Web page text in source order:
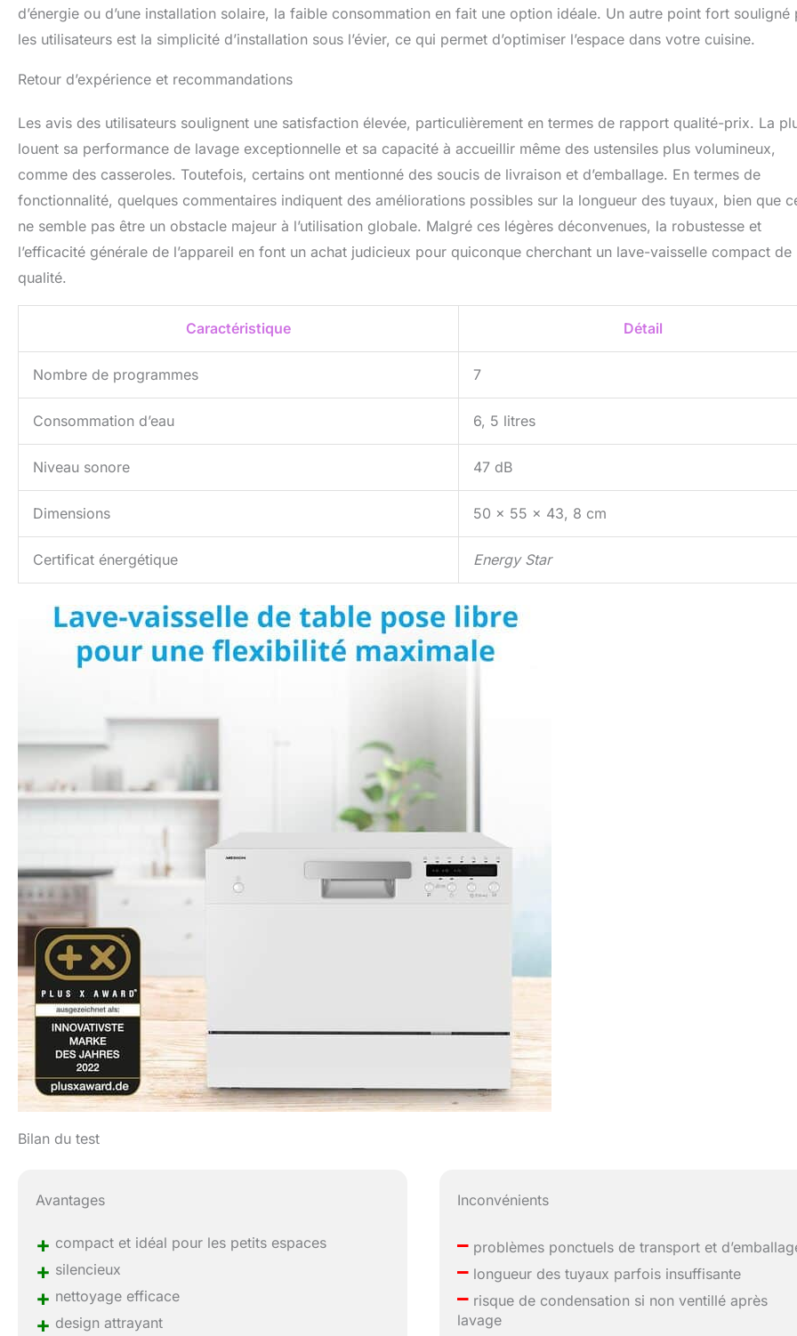
d’énergie ou d’une installation solaire, la faible consommation en fait une option idéale. Un autre point fort souligné
les utilisateurs est la simplicité d’installation sous l’évier, ce qui permet d’optimiser l’espace dans votre cuisine.
Retour d’expérience et recommandations
Les avis des utilisateurs soulignent une satisfaction élevée, particulièrement en termes de rapport qualité-prix. La
louent sa performance de lavage exceptionnelle et sa capacité à accueillir même des ustensiles plus volumineux,
comme des casseroles. Toutefois, certains ont mentionné des soucis de livraison et d’emballage. En termes de
fonctionnalité, quelques commentaires indiquent des améliorations possibles sur la longueur des tuyaux, bien que
ne semble pas être un obstacle majeur à l’utilisation globale. Malgré ces légères déconvenues, la robustesse et
l’efficacité générale de l’appareil en font un achat judicieux pour quiconque cherchant un lave-vaisselle compact de
qualité.
Caractéristique Détail
Nombre de programmes 7
Consommation d’eau 6, 5 litres
Niveau sonore 47 dB
Dimensions 50 x 55 x 43, 8 cm
Certificat énergétique Energy Star
Bilan du test
Avantages
+ compact et idéal pour les petits espaces
+ silencieux
+ nettoyage efficace
+ design attrayant
Inconvénients
– problèmes ponctuels de transport et
– longueur des tuyaux parfois insuffisante
– risque de condensation si non ventillé après
lavage